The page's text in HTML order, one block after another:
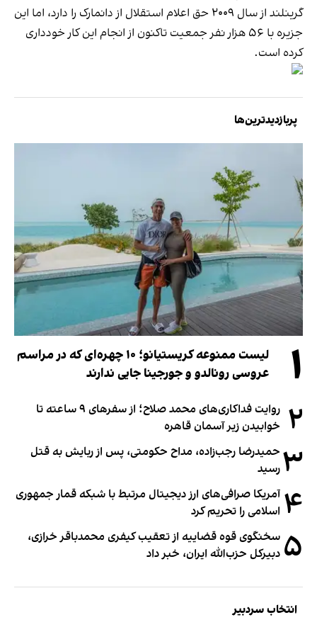
گرینلند از سال ۲۰۰۹ حق اعلام استقلال از دانمارک را دارد، اما این
جزیره با ۵۶ هزار نفر جمعیت تاکنون از انجام این کار خودداری
کرده است.
پربازدیدترین‌ها
۱
لیست ممنوعه کریستیانو؛ ۱۰ چهره‌ای که در مراسم
عروسی رونالدو و جورجینا جایی ندارند
۲
روایت فداکاری‌های محمد صلاح؛ از سفرهای ۹ ساعته تا
خوابیدن زیر آسمان قاهره
۳ حمیدرضا رجب‌زاده، مداح حکومتی، پس از ربایش به قتل
رسید
۴ آمریکا صرافی‌های ارز دیجیتال مرتبط با شبکه قمار جمهوری
اسلامی را تحریم کرد
۵ سخنگوی قوه قضاییه از تعقیب کیفری محمدباقر خرازی،
دبیر‌کل حزب‌الله ایران، خبر داد
انتخاب سردبیر